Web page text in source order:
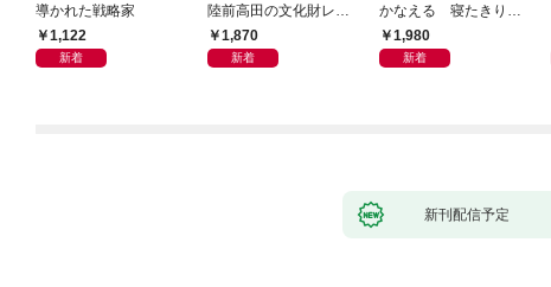
導かれた戦略家
1,122
新着
陸前高田の文化財レス
キュー物語
1,870
新着
かなえる 寝たきり系
男子ウッディの日々
1,980
新着
新刊配信予定